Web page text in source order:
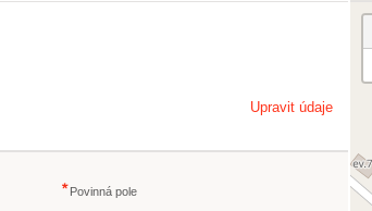
Upravit údaje
Povinná pole